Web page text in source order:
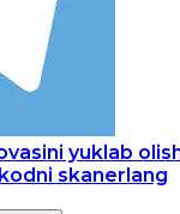
skanerlang